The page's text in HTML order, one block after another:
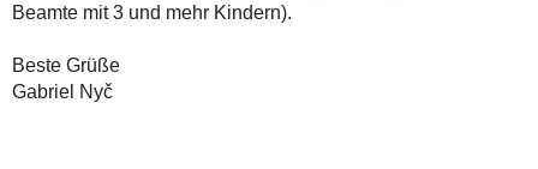
Beamte mit 3 und mehr Kindern).
Beste Grüße
Gabriel Nyč